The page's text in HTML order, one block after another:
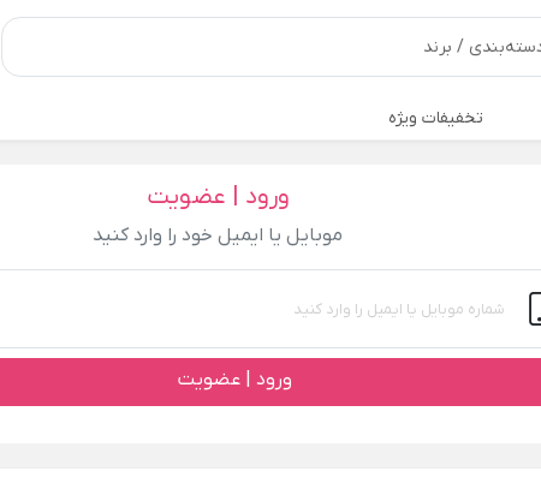
تخفیفات ویژه
ورود | عضویت
موبایل یا ایمیل خود را وارد کنید
ورود | عضویت